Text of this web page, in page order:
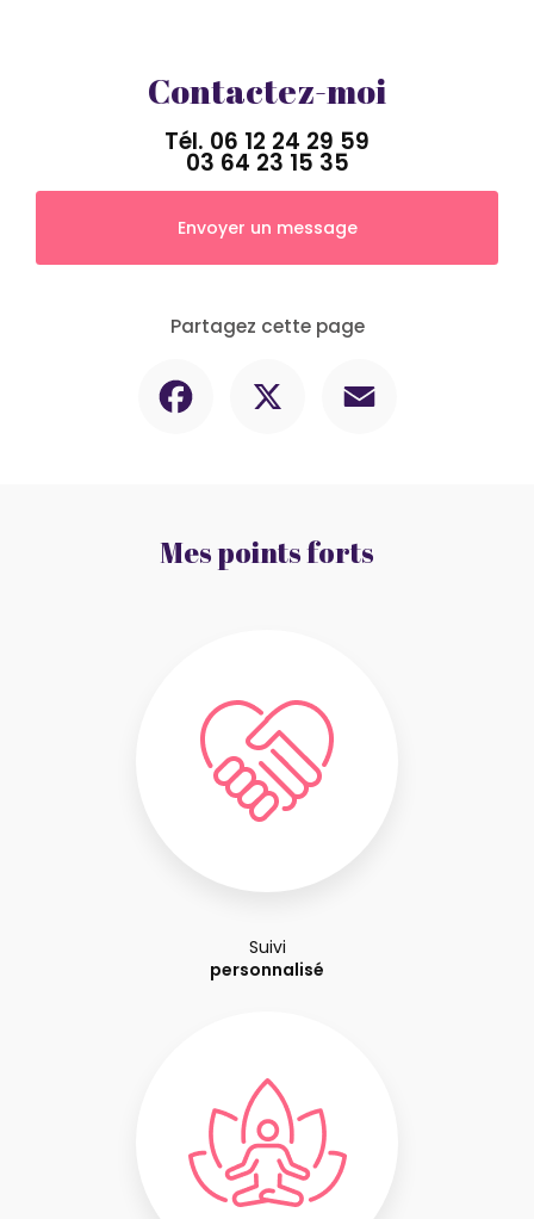
Contactez-moi
Tél. 06 12 24 29 59
03 64 23 15 35
Envoyer un message
Partagez cette page
Mes points forts
Suivi
personnalisé